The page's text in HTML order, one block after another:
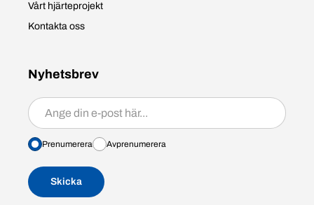
Vårt hjärteprojekt
Kontakta oss
Nyhetsbrev
Prenumerera/avprenumerera
Prenumerera Avprenumerera
Skicka